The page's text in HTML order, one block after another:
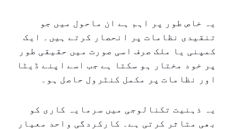
یہ خاص طور پر اہم ہے ان ماحول میں جو
تنقیدی نظامات پر انحصار کرتے ہیں۔ ایک
کمپنی یا ملک صرف اسی صورت میں حقیقی طور
پر خود مختار ہو سکتا ہے جب اسے اپنے ڈیٹا
اور نظامات پر مکمل کنٹرول حاصل ہو۔
یہ ذہنیت تکنالوجی میں سرمایہ کاری کو
بھی متاثر کرتی ہے۔ کارکردگی واحد معیار